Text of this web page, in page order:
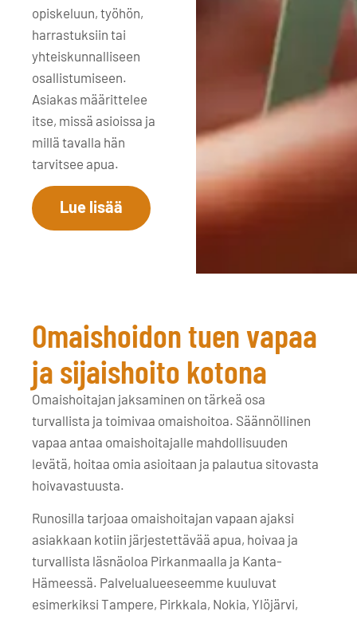
opiskeluun, työhön,
harrastuksiin tai
yhteiskunnalliseen
osallistumiseen.
Asiakas määrittelee
itse, missä asioissa ja
millä tavalla hän
tarvitsee apua.
Lue lisää
Omaishoidon tuen vapaa
ja sijaishoito kotona
Omaishoitajan jaksaminen on tärkeä osa
turvallista ja toimivaa omaishoitoa. Säännöllinen
vapaa antaa omaishoitajalle mahdollisuuden
levätä, hoitaa omia asioitaan ja palautua sitovasta
hoivavastuusta.
Runosilla tarjoaa omaishoitajan vapaan ajaksi
asiakkaan kotiin järjestettävää apua, hoivaa ja
turvallista läsnäoloa Pirkanmaalla ja Kanta-
Hämeessä. Palvelualueeseemme kuuluvat
esimerkiksi Tampere, Pirkkala, Nokia, Ylöjärvi,